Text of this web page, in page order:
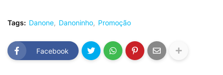
Tags: Danone Danoninho Promoção
Facebook